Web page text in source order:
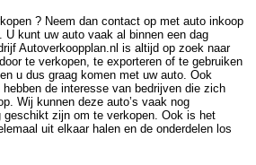
? Neem dan contact op met auto inkoop
U kunt uw auto vaak al binnen een dag
Autoverkoopplan.nl is altijd op zoek naar
te verkopen, te exporteren of te gebruiken
u dus graag komen met uw auto. Ook
hebben de interesse van bedrijven die zich
Wij kunnen deze auto’s vaak nog
geschikt zijn om te verkopen. Ook is het
uit elkaar halen en de onderdelen los